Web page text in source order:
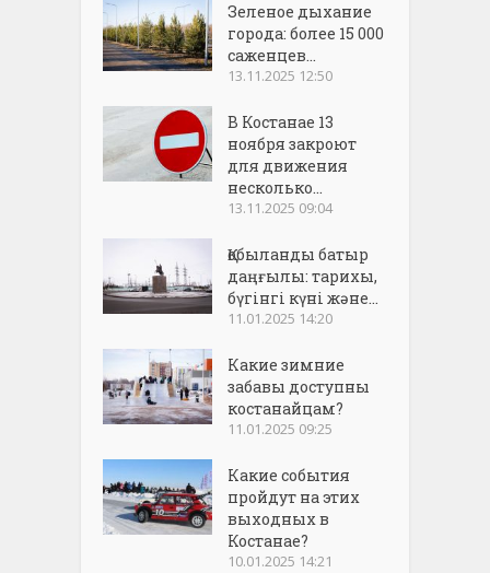
Зеленое дыхание
города: более 15 000
саженцев...
13.11.2025 12:50
В Костанае 13
ноября закроют
для движения
несколько...
13.11.2025 09:04
Қобыланды батыр
даңғылы: тарихы,
бүгінгі күні және...
11.01.2025 14:20
Какие зимние
забавы доступны
костанайцам?
11.01.2025 09:25
Какие события
пройдут на этих
выходных в
Костанае?
10.01.2025 14:21